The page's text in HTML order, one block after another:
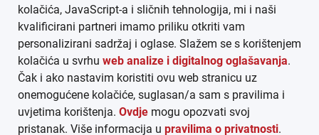
DATENSCHUTZ
MEDIADATEN
ARHIVA (PDF)
kolačića, JavaScript-a i sličnih tehnologija, mi i naši
kvalificirani partneri imamo priliku otkriti vam
personalizirani sadržaj i oglase. Slažem se s korištenjem
kolačića u svrhu web analize i digitalnog oglašavanja.
Čak i ako nastavim koristiti ovu web stranicu uz
onemogućene kolačiće, suglasan/a sam s pravilima i
uvjetima korištenja. Ovdje mogu opozvati svoj
pristanak. Više informacija u pravilima o privatnosti.